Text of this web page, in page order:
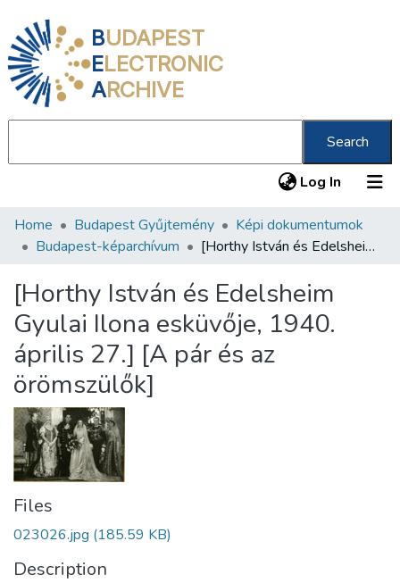
BUDAPEST
ELECTRONIC
ARCHIVE
Search
Log In (current)
Communities & Collections
Statistics
About us
Home Budapest Gyűjtemény
Képi dokumentumok
Budapest-képarchívum
[Horthy István és Edelsheim Gyulai Ilona esküvője, 1940. április 27.] [A pár és az örömszülők]
[Horthy István és Edelsheim
Gyulai Ilona esküvője, 1940.
április 27.] [A pár és az
örömszülők]
Files
023026.jpg (185.59 KB)
Description